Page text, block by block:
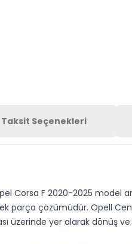
Taksit Seçenekleri
Corsa F 2020-2025
parça çözümüdür. Opell
üzerinde yer alarak